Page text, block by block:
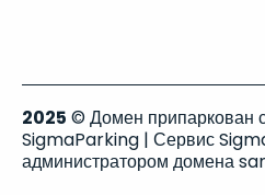
2025 © Домен припаркован
SigmaParking | Сервис
администратором домена